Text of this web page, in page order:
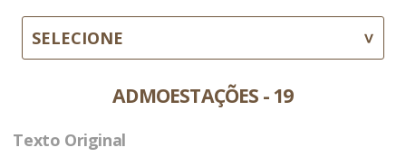
SELECIONE
ADMOESTAÇÕES - 19
Texto Original